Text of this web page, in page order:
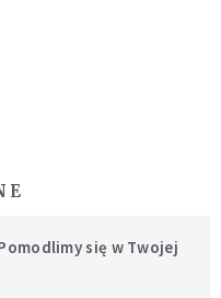
się w Twojej